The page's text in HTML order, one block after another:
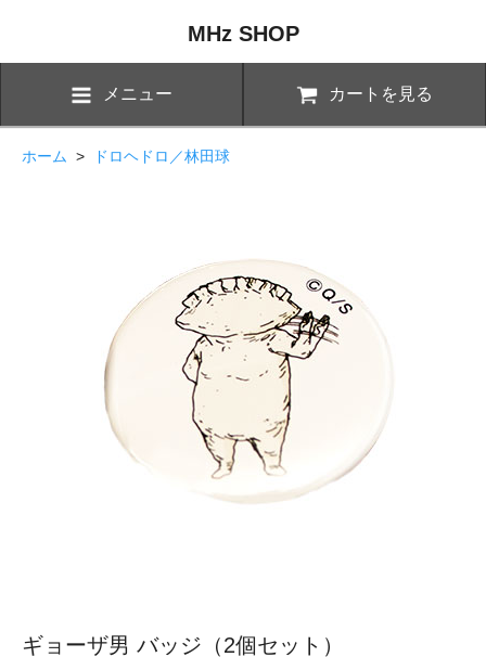
MHz SHOP
メニュー カートを見る
ホーム > ドロヘドロ／林田球
ギョーザ男 バッジ（2個セット）